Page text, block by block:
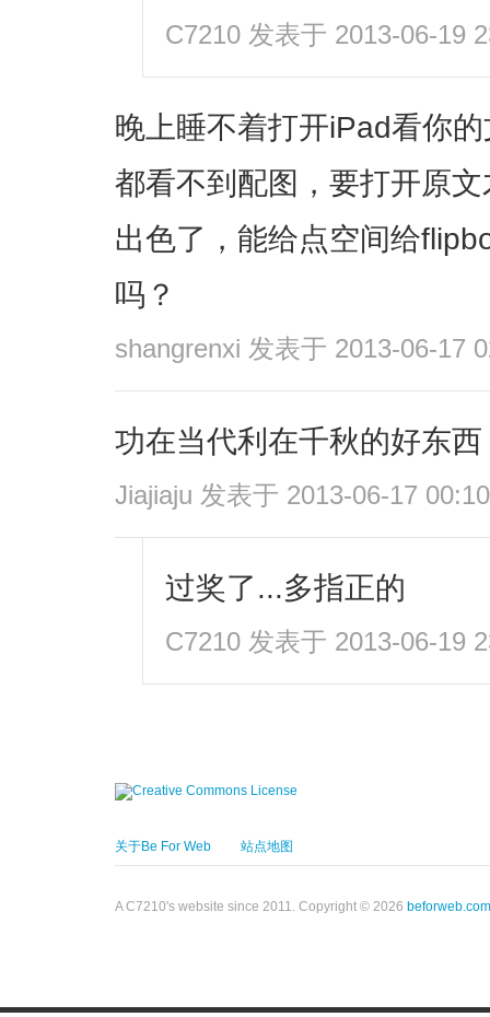
C7210 发表于 2013-06-19
晚上睡不着打开iPad看你
都看不到配图，要打开原
出色了，能给点空间给
吗？
shangrenxi 发表于 2013-06-17
功在当代利在千秋的好东
Jiajiaju 发表于 2013-06-17 00:10
过奖了...多指正的
C7210 发表于 2013-06-19
关于Be For Web 站点地图
A C7210's website since 2011. Copyright © 2026 beforweb.com